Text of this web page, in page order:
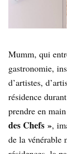
Mumm, qui
gastronomie,
d’artistes,
résidence
prendre en
des Chefs »,
de la vénérable